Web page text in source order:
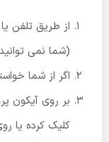
(شما نمی
اگر از شما
بر روی آیکون
کلیک کرده یا